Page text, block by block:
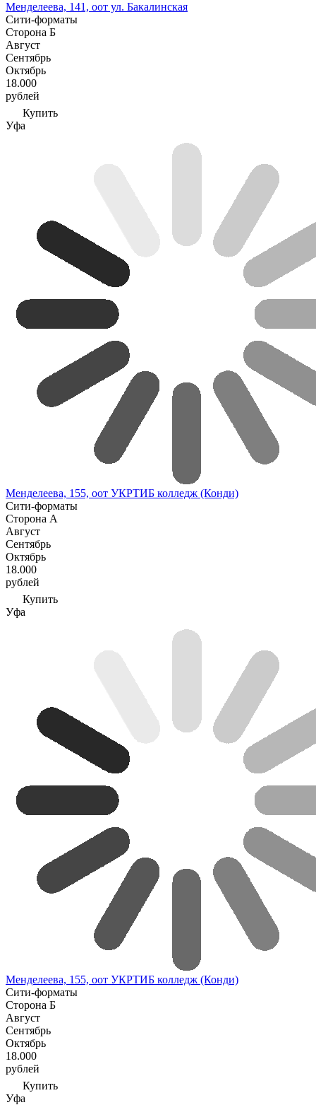
Менделеева, 141, оот ул. Бакалинская
Сити-форматы
Сторона Б
Август
Сентябрь
Октябрь
18.000
рублей
Купить
Уфа
Менделеева, 155, оот УКРТИБ колледж (Конди)
Сити-форматы
Сторона А
Август
Сентябрь
Октябрь
18.000
рублей
Купить
Уфа
Менделеева, 155, оот УКРТИБ колледж (Конди)
Сити-форматы
Сторона Б
Август
Сентябрь
Октябрь
18.000
рублей
Купить
Уфа